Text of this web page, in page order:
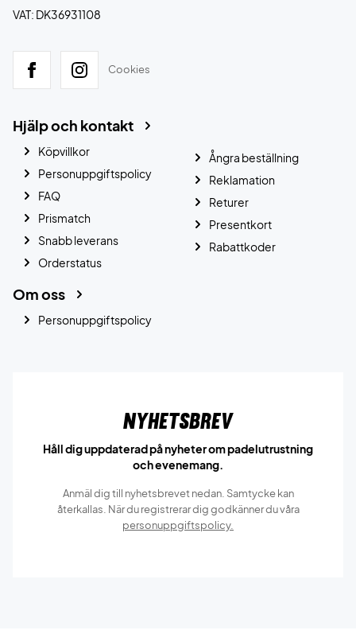
VAT: DK36931108
Cookies
Hjälp och kontakt
Köpvillkor
Personuppgiftspolicy
FAQ
Prismatch
Snabb leverans
Orderstatus
Ångra beställning
Reklamation
Returer
Presentkort
Rabattkoder
Om oss
Personuppgiftspolicy
Nyhetsbrev
Håll dig uppdaterad på nyheter om padelutrustning
och evenemang.
Anmäl dig till nyhetsbrevet nedan. Samtycke kan
återkallas. När du registrerar dig godkänner du våra
personuppgiftspolicy.